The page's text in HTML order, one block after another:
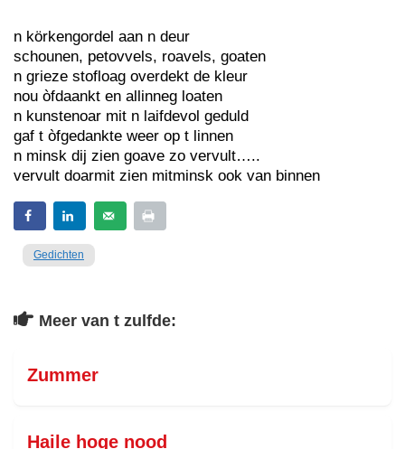
n körkengordel aan n deur
schounen, petovvels, roavels, goaten
n grieze stofloag overdekt de kleur
nou òfdaankt en allinneg loaten
n kunstenoar mit n laifdevol geduld
gaf t òfgedankte weer op t linnen
n minsk dij zien goave zo vervult…..
vervult doarmit zien mitminsk ook van binnen
Gedichten
Meer van t zulfde:
Zummer
Haile hoge nood